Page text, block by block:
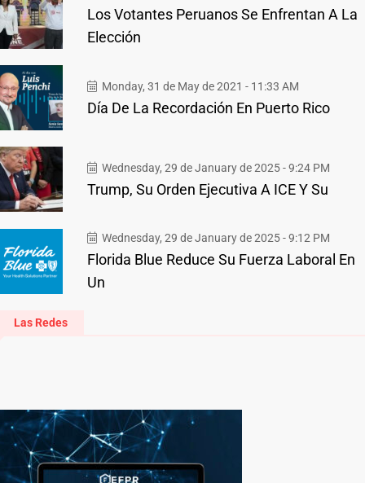
Los Votantes Peruanos Se Enfrentan A La
Elección
Monday, 31 de May de 2021 - 11:33 AM
Día De La Recordación En Puerto Rico
Wednesday, 29 de January de 2025 - 9:24 PM
Trump, Su Orden Ejecutiva A ICE Y Su
Wednesday, 29 de January de 2025 - 9:12 PM
Florida Blue Reduce Su Fuerza Laboral En
Un
Las Redes